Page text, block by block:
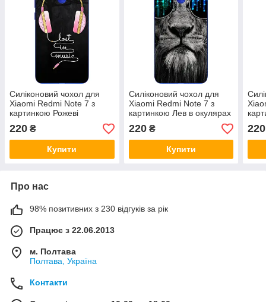
Силіконовий чохол для
Xiaomi Redmi Note 7 з
картинкою Рожеві
220 ₴
Купити
Силіконовий чохол для
Xiaomi Redmi Note 7 з
картинкою Лев в окулярах
220₴
Купити
220
Про нас
98% позитивних з 230 відгуків за рік
Працює з 22.06.2013
м. Полтава
Полтава, Україна
Контакти